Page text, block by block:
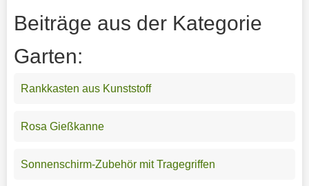
Beiträge aus der Kategorie
Garten:
Rankkasten aus Kunststoff
Rosa Gießkanne
Sonnenschirm-Zubehör mit Tragegriffen